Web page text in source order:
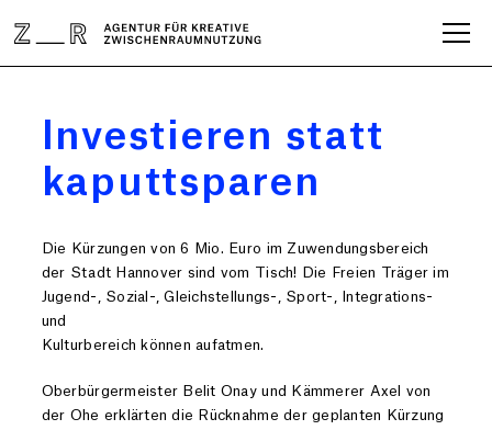
Investieren statt
kaputtsparen
Die Kürzungen von 6 Mio. Euro im Zuwendungsbereich
der Stadt Hannover sind vom Tisch! Die Freien Träger im
Jugend-, Sozial-, Gleichstellungs-, Sport-, Integrations-
und
Kulturbereich können aufatmen.
Oberbürgermeister Belit Onay und Kämmerer Axel von
der Ohe erklärten die Rücknahme der geplanten Kürzung